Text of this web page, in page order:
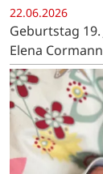
22.06.2026
Geburtstag
Elena